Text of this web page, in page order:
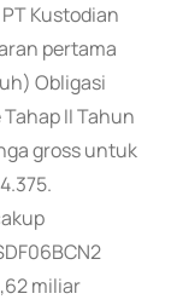
Kustodian
pertama
Obligasi
II Tahun
gross untuk
miliar